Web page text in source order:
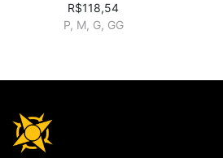
R$118,54
P, M, G, GG